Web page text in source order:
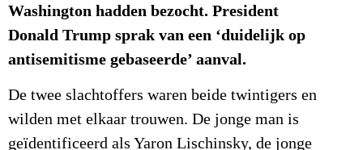
Washington hadden bezocht. President
Donald Trump sprak van een ‘duidelijk op
antisemitisme gebaseerde’ aanval.
De twee slachtoffers waren beide twintigers en
wilden met elkaar trouwen. De jonge man is
geïdentificeerd als Yaron Lischinsky, de jonge